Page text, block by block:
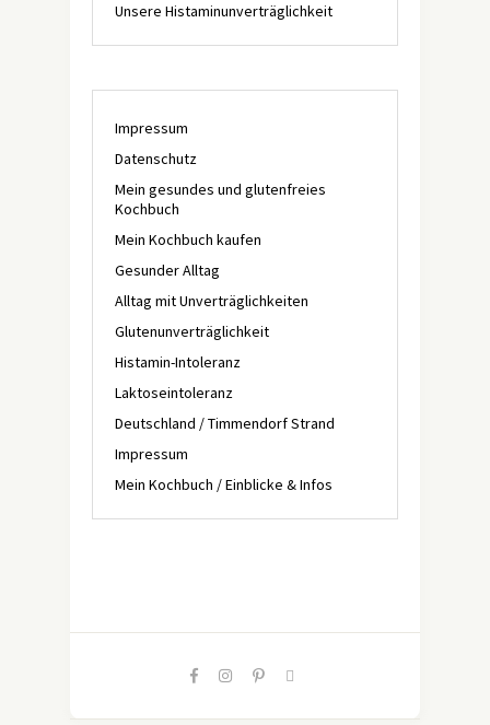
Unsere Histaminunverträglichkeit
Impressum
Datenschutz
Mein gesundes und glutenfreies
Kochbuch
Mein Kochbuch kaufen
Gesunder Alltag
Alltag mit Unverträglichkeiten
Glutenunverträglichkeit
Histamin-Intoleranz
Laktoseintoleranz
Deutschland / Timmendorf Strand
Impressum
Mein Kochbuch / Einblicke & Infos